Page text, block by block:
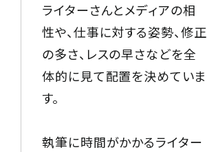
ライターさんとメディアの相
性や、仕事に対する姿勢、修正
の多さ、レスの早さなどを全
体的に見て配置を決めていま
す。
執筆に時間がかかるライター